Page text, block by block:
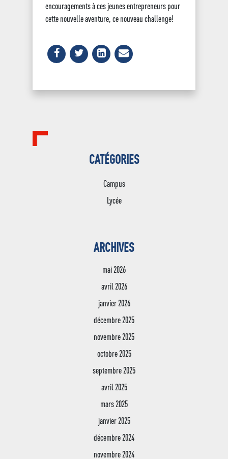
encouragements à ces jeunes entrepreneurs pour
cette nouvelle aventure, ce nouveau challenge!
CATÉGORIES
Campus
Lycée
ARCHIVES
mai 2026
avril 2026
janvier 2026
décembre 2025
novembre 2025
octobre 2025
septembre 2025
avril 2025
mars 2025
janvier 2025
décembre 2024
novembre 2024